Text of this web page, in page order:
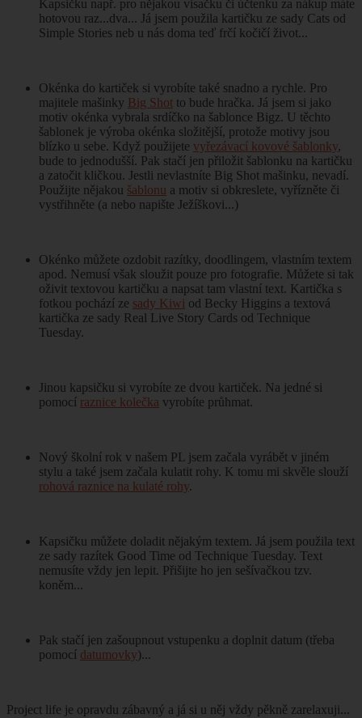
Kapsičku např. pro nějakou visačku či účtenku za nákup máte
hotovou raz...dva... Já jsem použila kartičku ze sady Cats od
Simple Stories neb u nás doma teď frčí kočičí život...
Okénka do kartiček si vyrobíte také snadno a rychle. Pro
majitele mašinky Big Shot to bude hračka. Já jsem si jako
motiv okénka vybrala srdíčko na šablonce Bigz. U těchto
šablonek je výroba okénka složitější, protože motivy jsou
blízko u sebe. Když použijete vyřezávací kovové šablonky,
bude to jednodušší. Pak stačí jen přiložit šablonku na kartičku
a zatočit kličkou. Jestli nevlastníte Big Shot mašinku, nevadí.
Použijte nějakou šablonu a motiv si obkreslete, vyřízněte či
vystřihněte (a nebo napište Ježíškovi...)
Okénko můžete ozdobit razítky, doodlingem, vlastním textem
apod. Nemusí však sloužit pouze pro fotografie. Můžete si tak
oživit textovou kartičku a napsat tam vlastní text. Kartička s
fotkou pochází ze sady Kiwi od Becky Higgins a textová
kartička ze sady Real Live Story Cards od Technique
Tuesday.
Jinou kapsičku si vyrobíte ze dvou kartiček. Na jedné si
pomocí raznice kolečka vyrobíte průhmat.
Nový školní rok v našem PL jsem začala vyrábět v jiném
stylu a také jsem začala kulatit rohy. K tomu mi skvěle slouží
rohová raznice na kulaté rohy.
Kapsičku můžete doladit nějakým textem. Já jsem použila text
ze sady razítek Good Time od Technique Tuesday. Text
nemusíte vždy jen lepit. Přišijte ho jen sešívačkou tzv.
koněm...
Pak stačí jen zašoupnout vstupenku a doplnit datum (třeba
pomocí datumovky)...
Project life je opravdu zábavný a já si u něj vždy pěkně zarelaxuji...